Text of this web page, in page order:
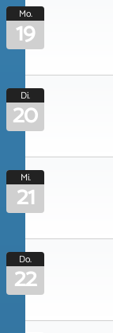
Mo.
19
Di.
20
Mi.
21
Do.
22